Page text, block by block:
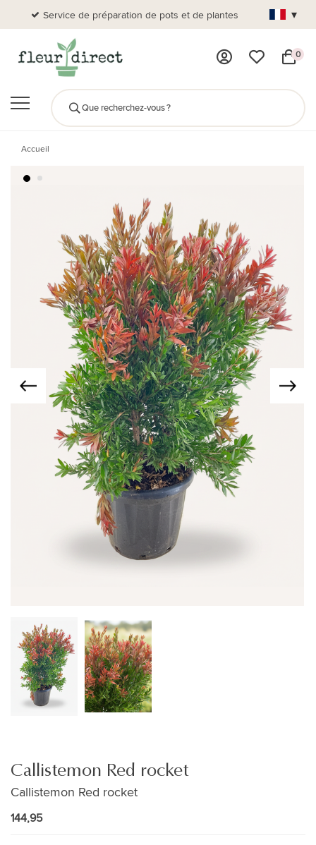
Service de préparation de pots et de plantes Plus
▾
0
Accueil
Callistemon Red rocket
Callistemon Red rocket
144,95